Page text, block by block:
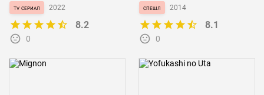
tv сериал 2022
8.2
0
спешл 2014
8.1
0